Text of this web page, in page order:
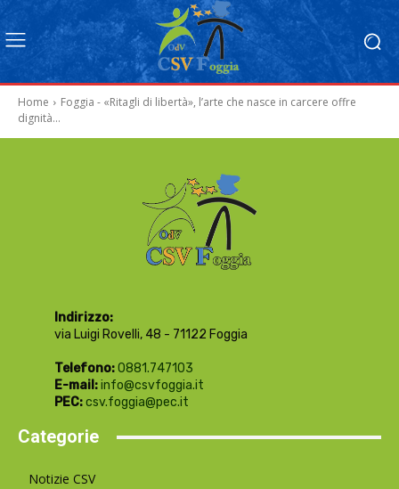
Home
Foggia - «Ritagli di libertà», l’arte che nasce in carcere offre
dignità...
Indirizzo:
via Luigi Rovelli, 48 - 71122 Foggia
Telefono:0881.747103
E-mail:info@csvfoggia.it
PEC:csv.foggia@pec.it
Categorie
Notizie CSV